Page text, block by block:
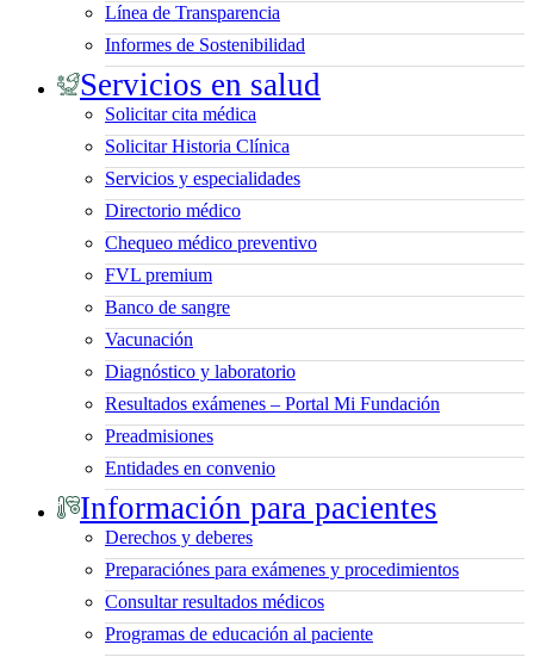
Línea de Transparencia
Informes de Sostenibilidad
Servicios en salud
Solicitar cita médica
Solicitar Historia Clínica
Servicios y especialidades
Directorio médico
Chequeo médico preventivo
FVL premium
Banco de sangre
Vacunación
Diagnóstico y laboratorio
Resultados exámenes – Portal Mi Fundación
Preadmisiones
Entidades en convenio
Información para pacientes
Derechos y deberes
Preparaciónes para exámenes y procedimientos
Consultar resultados médicos
Programas de educación al paciente